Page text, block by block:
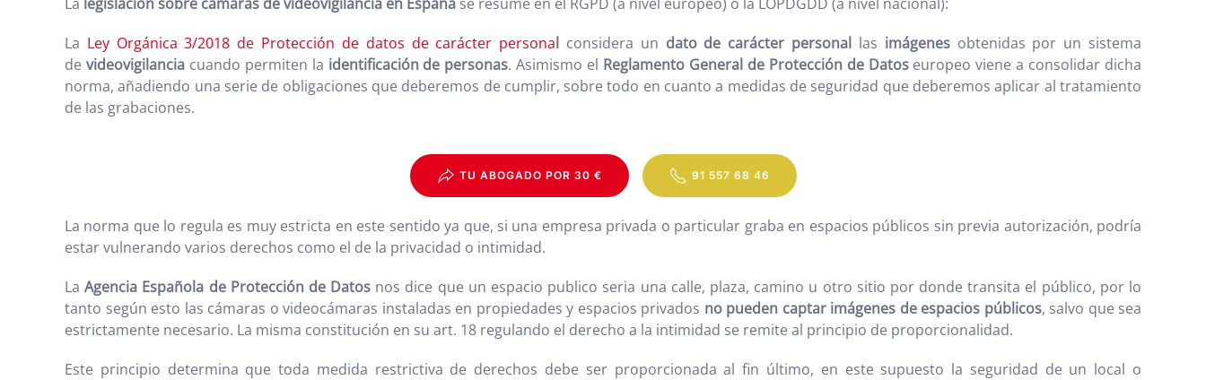
La Ley Orgánica 3/2018 de Protección de datos de carácter personal considera un dato de carácter personal las imágenesobtenidas por un sistema
de videovigilanciacuando permiten la identificación de personas. Asimismo el Reglamento General de Protección de Datoseuropeo viene a consolidar dicha
norma, añadiendo una serie de obligaciones que deberemos de cumplir, sobre todo en cuanto a medidas de seguridad que deberemos aplicar al tratamiento
de las grabaciones.
TU ABOGADO POR 30 € 91 557 68 46
La norma que lo regula es muy estricta en este sentido ya que, si una empresa privada o particular graba en espacios públicos sin previa autorización, podría
estar vulnerando varios derechos como el de la privacidad o intimidad.
LaAgencia Española de Protección de Datos nos dice que un espacio publico seria una calle, plaza, camino u otro sitio por donde transita el público, por lo
tanto según esto las cámaras o videocámaras instaladas en propiedades y espacios privados no pueden captar imágenes de espacios públicos, salvo que sea
estrictamente necesario. La misma constitución en su art. 18 regulando el derecho a la intimidad se remite al principio de proporcionalidad.
Este principio determina que toda medida restrictiva de derechos debe ser proporcionada al fin último, en este supuesto la seguridad de un local o